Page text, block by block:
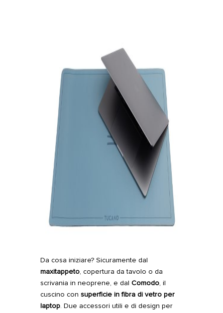
Da cosa iniziare? Sicuramente dal
maxitappeto, copertura da tavolo o da
scrivania in neoprene, e dal Comodo, il
cuscino con superficie in fibra di vetro per
laptop. Due accessori utili e di design per